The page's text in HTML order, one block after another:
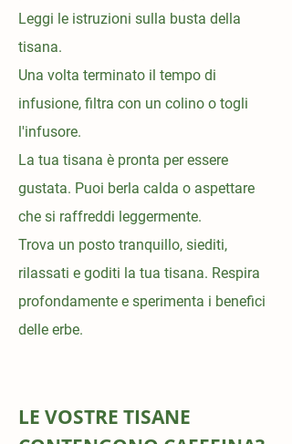
Leggi le istruzioni sulla busta della
tisana.
Una volta terminato il tempo di
infusione, filtra con un colino o togli
l'infusore.
La tua tisana è pronta per essere
gustata. Puoi berla calda o aspettare
che si raffreddi leggermente.
Trova un posto tranquillo, siediti,
rilassati e goditi la tua tisana. Respira
profondamente e sperimenta i benefici
delle erbe.
LE VOSTRE TISANE